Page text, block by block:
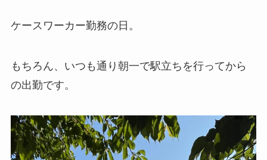
ケースワーカー勤務の日。
もちろん、いつも通り朝一で駅立ちを行ってから
の出勤です。